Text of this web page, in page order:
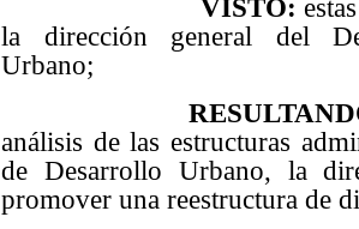
VISTO:
la dirección general del
Urbano;
análisis de las estructuras
de Desarrollo Urbano, la
promover una reestructura de